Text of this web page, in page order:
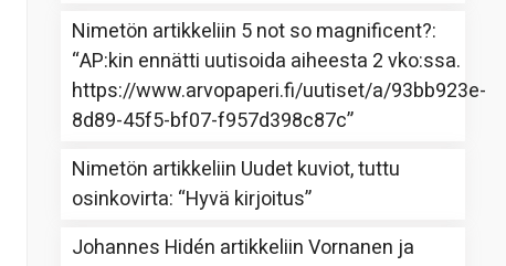
Nimetön artikkeliin 5 not so magnificent?:
“AP:kin ennätti uutisoida aiheesta 2 vko:ssa.
https://www.arvopaperi.fi/uutiset/a/93bb923e-
8d89-45f5-bf07-f957d398c87c”
Nimetön artikkeliin Uudet kuviot, tuttu
osinkovirta: “Hyvä kirjoitus”
Johannes Hidén artikkeliinVornanen ja